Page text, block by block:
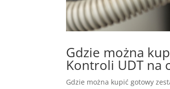
Gdzie można
Kontroli UDT na
Gdzie można kupić gotowy